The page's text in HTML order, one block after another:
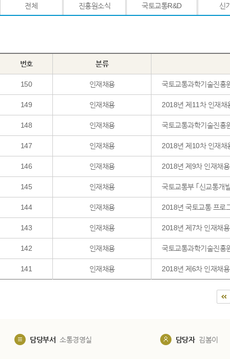
전체 진흥원소식 국토교통R&D 신
번호 분류
150 인재채용 국토교통과학기술진흥
149 인재채용 2018년 제11차 인재채
148 인재채용 국토교통과학기술진흥
147 인재채용 2018년 제10차 인재채
146 인재채용 2018년 제9차 인재채
145 인재채용 국토교통부 ｢신교통개
144 인재채용 2018년 국토교통 프로
143 인재채용 2018년 제7차 인재채
142 인재채용 국토교통과학기술진흥
141 인재채용 2018년 제6차 인재채
담당부서 소통경영실 담당자 김봄이